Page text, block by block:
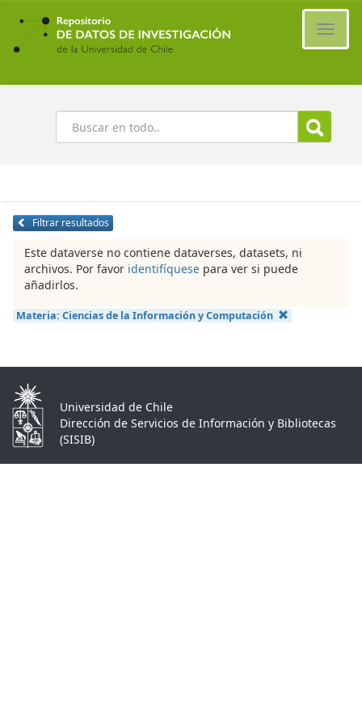
Ir
contenido
principal
Buscar
Filtrar resultados
Este dataverse no contiene dataverses, datasets, ni
archivos. Por favor identifíquese para ver si puede
añadirlos.
Materia: Ciencias de la Información y Computación
Universidad de Chile
Dirección de Servicios de Información y Bibliotecas
(SISIB)